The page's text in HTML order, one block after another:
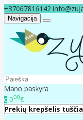
+37067816142
Navigacija
Mano paskyra
0 000€
Prekių krepšelis